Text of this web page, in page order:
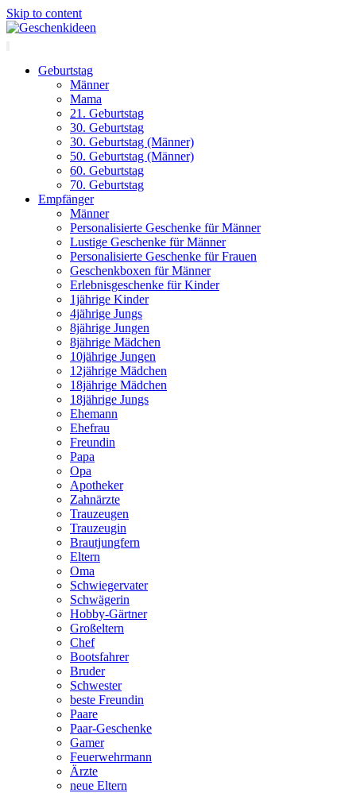
Skip to content
Geburtstag
Männer
Mama
21. Geburtstag
30. Geburtstag
30. Geburtstag (Männer)
50. Geburtstag (Männer)
60. Geburtstag
70. Geburtstag
Empfänger
Männer
Personalisierte Geschenke für Männer
Lustige Geschenke für Männer
Personalisierte Geschenke für Frauen
Geschenkboxen für Männer
Erlebnisgeschenke für Kinder
1jährige Kinder
4jährige Jungs
8jährige Jungen
8jährige Mädchen
10jährige Jungen
12jährige Mädchen
18jährige Mädchen
18jährige Jungs
Ehemann
Ehefrau
Freundin
Papa
Opa
Apotheker
Zahnärzte
Trauzeugen
Trauzeugin
Brautjungfern
Eltern
Oma
Schwiegervater
Schwägerin
Hobby-Gärtner
Großeltern
Chef
Bootsfahrer
Bruder
Schwester
beste Freundin
Paare
Paar-Geschenke
Gamer
Feuerwehrmann
Ärzte
neue Eltern